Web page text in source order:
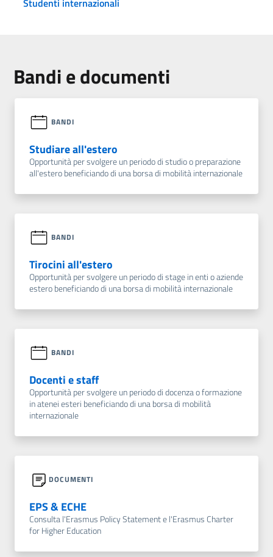
Bandi e documenti
BANDI
Studiare all'estero
Opportunità per svolgere un periodo di studio o preparazione
all'estero beneficiando di una borsa di mobilità internazionale
BANDI
Tirocini all'estero
Opportunità per svolgere un periodo di stage in enti o aziende
estero beneficiando di una borsa di mobilità internazionale
BANDI
Docenti e staff
Opportunità per svolgere un periodo di docenza o formazione
in atenei esteri beneficiando di una borsa di mobilità
internazionale
DOCUMENTI
EPS & ECHE
Consulta l'Erasmus Policy Statement e l'Erasmus Charter
for Higher Education